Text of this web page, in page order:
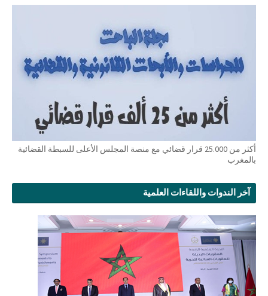
أكثر من 25.000 قرار قضائي مع منصة المجلس الأعلى للسبطة القضائية
بالمغرب
آخر الندوات واللقاءات العلمية